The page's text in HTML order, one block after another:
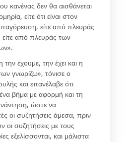
κανένας δεν θα αισθάνεται
είτε ότι είναι στον
είτε από πλευράς
από πλευράς των
την έχουμε, την έχει και η
γνωρίζω», τόνισε ο
και επανέλαβε ότι
ένα βήμα με αφορμή και τη
ώστε να
οι συζητήσεις άμεσα, πριν
οι συζητήσεις με τους
εξελίσσονται, και μάλιστα